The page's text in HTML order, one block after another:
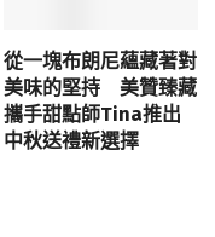
從一塊布朗尼蘊藏著對
美味的堅持 美贊臻藏
攜手甜點師Tina推出
中秋送禮新選擇